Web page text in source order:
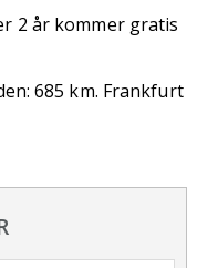
2 år kommer gratis
685 km. Frankfurt